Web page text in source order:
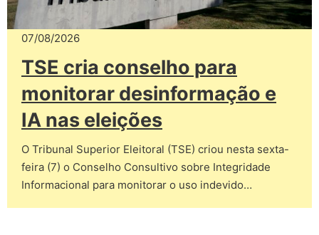
07/08/2026
TSE cria conselho para
monitorar desinformação e
IA nas eleições
O Tribunal Superior Eleitoral (TSE) criou nesta sexta-
feira (7) o Conselho Consultivo sobre Integridade
Informacional para monitorar o uso indevido…